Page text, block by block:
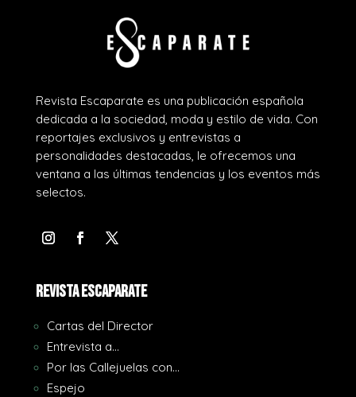
Revista Escaparate es una publicación española
dedicada a la sociedad, moda y estilo de vida. Con
reportajes exclusivos y entrevistas a
personalidades destacadas, le ofrecemos una
ventana a las últimas tendencias y los eventos más
selectos.
REVISTA ESCAPARATE
Cartas del Director
Entrevista a…
Por las Callejuelas con…
Espejo